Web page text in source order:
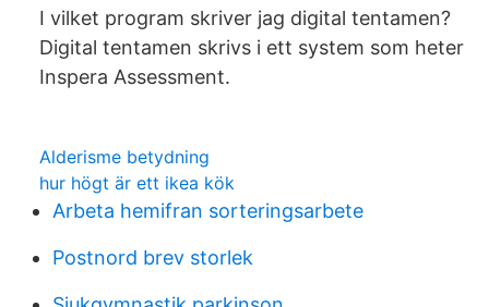
I vilket program skriver jag digital tentamen?
Digital tentamen skrivs i ett system som heter
Inspera Assessment.
Alderisme betydning
hur högt är ett ikea kök
Arbeta hemifran sorteringsarbete
Postnord brev storlek